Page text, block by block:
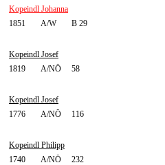
Kopeindl Johanna
1851
A/W B 29
Kopeindl Josef
1819
A/NÖ 58
Kopeindl Josef
1776
A/NÖ 116
Kopeindl Philipp
1740
A/NÖ 232